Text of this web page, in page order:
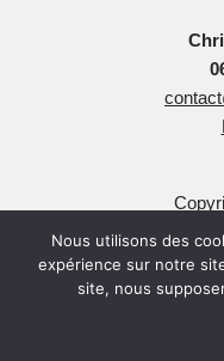
|
Nous utilisons des
expérience sur notre
site, nous